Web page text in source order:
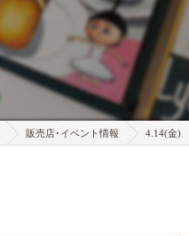
販売店･イベント情報 4.14(金)